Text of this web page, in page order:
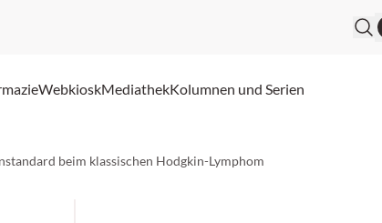
WebkioskMediathekKolumnen und Serien
beim klassischen Hodgkin-Lymphom